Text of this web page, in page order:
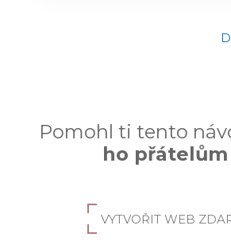
Pomohl ti tento
ho přátelům
VYTVOŘIT WEB